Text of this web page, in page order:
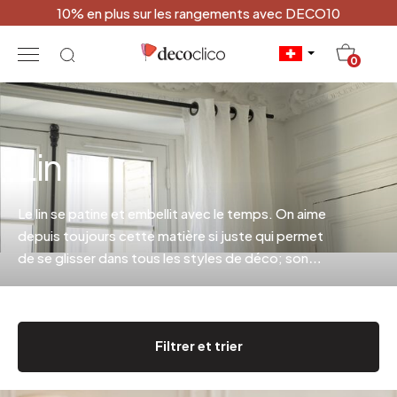
10% en plus sur les rangements avec DECO10
0
Lin
Le lin se patine et embellit avec le temps. On aime
depuis toujours cette matière si juste qui permet
de se glisser dans tous les styles de déco; son
Filtrer et trier